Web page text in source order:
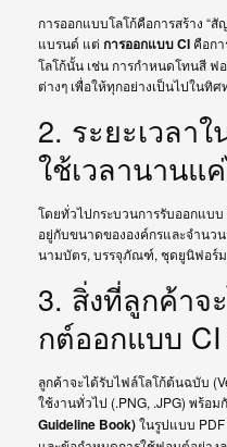
การออกแบบโลโก้คือการสร้าง “
แบรนด์ แต่ การออกแบบ CI คือก
โลโก้นั้น เช่น การกำหนดโทนสี
ต่างๆ เพื่อให้ทุกอย่างเป็นไปในทิศ
2. ระยะเวลา
ใช้เวลานานแ
โดยทั่วไปกระบวนการรับออกแบ
อยู่กับขนาดขององค์กรและจำนว
นามบัตร, บรรจุภัณฑ์, ชุดยูนิฟอร์
3. สิ่งที่ลูกค้าจ
กต์ออกแบบ
ลูกค้าจะได้รับไฟล์โลโก้ต้นฉบับ
ใช้งานทั่วไป (.PNG, .JPG) พร้อม
Guideline Book)ในรูปแบบ PDF